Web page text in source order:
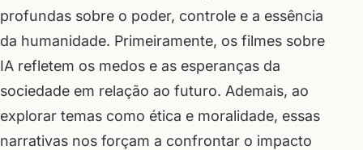
profundas sobre o poder, controle e a essência
da humanidade. Primeiramente, os filmes sobre
IA refletem os medos e as esperanças da
sociedade em relação ao futuro. Ademais, ao
explorar temas como ética e moralidade, essas
narrativas nos forçam a confrontar o impacto